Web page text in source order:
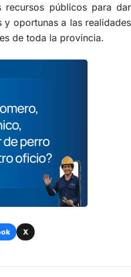
públicos para dar
y oportunas a las realidades
de toda la provincia.
X